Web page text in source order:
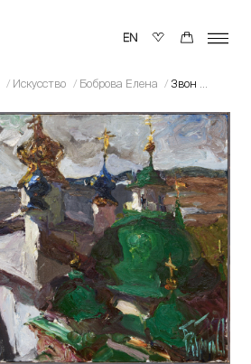
Искусство Боброва Елена Звон над озером.Неро